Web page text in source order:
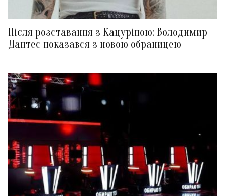
Після розставання з Кацуріною: Володимир
Дантес показався з новою обраницею